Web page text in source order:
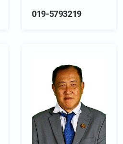
019-5793219